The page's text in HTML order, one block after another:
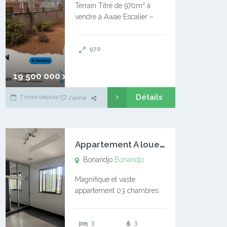
19 500 000 xaf
Terrain Titré de 970m² à
vendre à Awae Escalier –
l’Université Catholique –
970
7 mois depuis J'aime Détails
A
ppartement A louer Bonandjo
Bonandjo Bonandjo
Magnifique et vaste
appartement 03 chambres
douches 01 vaste salon 01
3
3